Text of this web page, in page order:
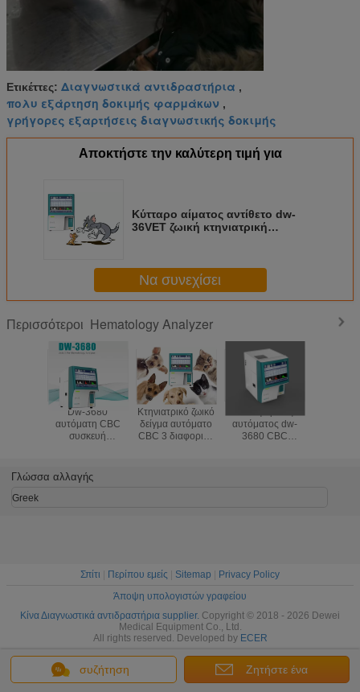
Ετικέττες: Διαγνωστικά αντιδραστήρια ,
πολυ εξάρτηση δοκιμής φαρμάκων ,
γρήγορες εξαρτήσεις διαγνωστικής δοκιμής
Αποκτήστε την καλύτερη τιμή για
Κύτταρο αίματος αντίθετο dw-
36VET ζωική κτηνιατρική
Να συνεχίσει
Περισσότεροι Hematology Analyzer
Dw-3680
αυτόματη CBC
συσκευή
αιματολογίας 3
μερών
Κτηνιατρικό ζωικό
δείγμα αυτόματο
CBC 3 διαφορικό
αυτόματος dw-
3680 CBC
συζήτηση Ζητήστε ένα
Γλώσσα αλλαγής
Greek
Σπίτι Περίπου εμείς Sitemap
Privacy Policy
Άποψη υπολογιστών γραφείου
Κίνα Διαγνωστικά αντιδραστήρια supplier. Copyright © 2018 - 2026 Dewei
Medical Equipment Co., Ltd.
All rights reserved. Developed by ECER